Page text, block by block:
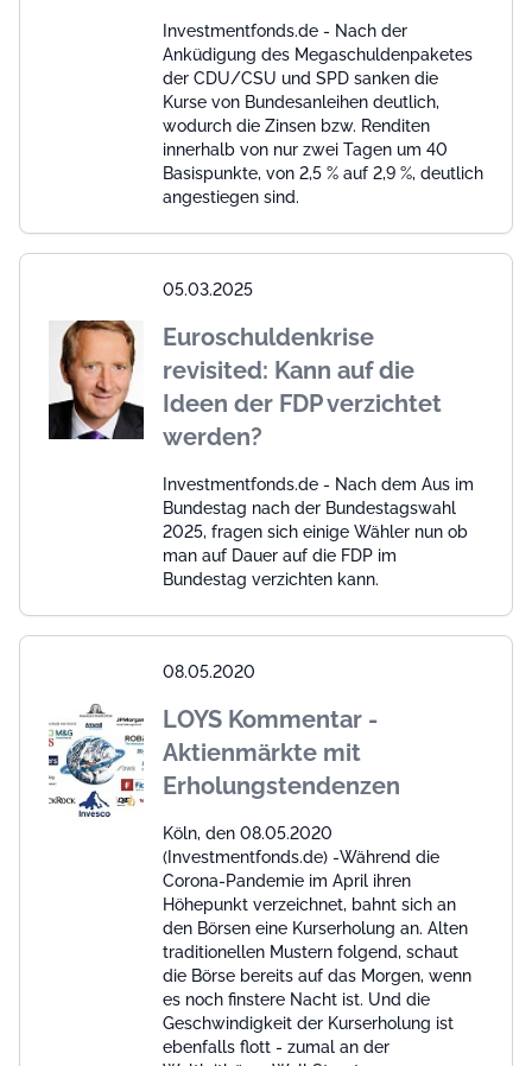
Investmentfonds.de - Nach der
Anküdigung des Megaschuldenpaketes
der CDU/CSU und SPD sanken die
Kurse von Bundesanleihen deutlich,
wodurch die Zinsen bzw. Renditen
innerhalb von nur zwei Tagen um 40
Basispunkte, von 2,5 % auf 2,9 %, deutlich
angestiegen sind.
05.03.2025
Euroschuldenkrise
revisited: Kann auf die
Ideen der FDP verzichtet
werden?
Investmentfonds.de - Nach dem Aus im
Bundestag nach der Bundestagswahl
2025, fragen sich einige Wähler nun ob
man auf Dauer auf die FDP im
Bundestag verzichten kann.
08.05.2020
LOYS Kommentar -
Aktienmärkte mit
Erholungstendenzen
Köln, den 08.05.2020
(Investmentfonds.de) -Während die
Corona-Pandemie im April ihren
Höhepunkt verzeichnet, bahnt sich an
den Börsen eine Kurserholung an. Alten
traditionellen Mustern folgend, schaut
die Börse bereits auf das Morgen, wenn
es noch finstere Nacht ist. Und die
Geschwindigkeit der Kurserholung ist
ebenfalls flott - zumal an der